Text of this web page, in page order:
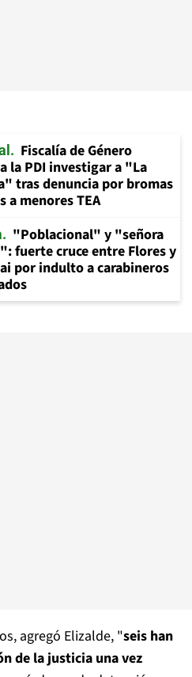
Fiscalía de Género
la PDI investigar a "La
tras denuncia por bromas
a menores TEA
"Poblacional" y "señora
fuerte cruce entre Flores y
por indulto a carabineros
agregó Elizalde, "seis han
de la justicia una vez